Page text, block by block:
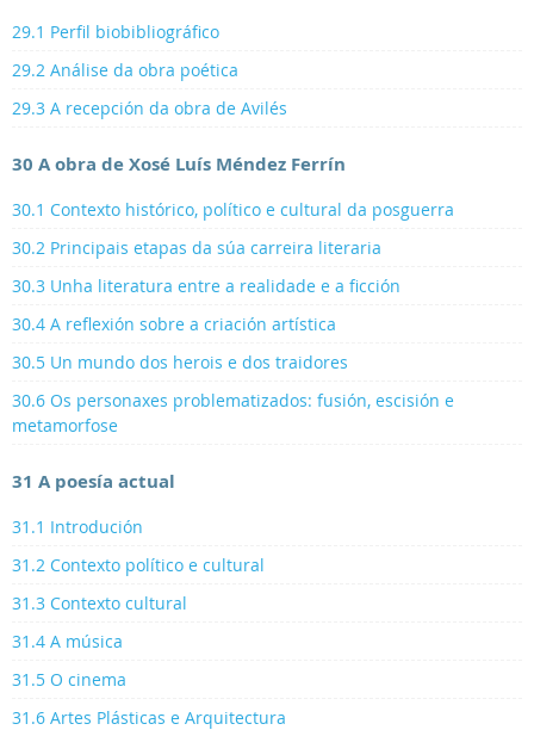
29.1 Perfil biobibliográfico
29.2 Análise da obra poética
29.3 A recepción da obra de Avilés
30 A obra de Xosé Luís Méndez Ferrín
30.1 Contexto histórico, político e cultural da posguerra
30.2 Principais etapas da súa carreira literaria
30.3 Unha literatura entre a realidade e a ficción
30.4 A reflexión sobre a criación artística
30.5 Un mundo dos herois e dos traidores
30.6 Os personaxes problematizados: fusión, escisión e
metamorfose
31 A poesía actual
31.1 Introdución
31.2 Contexto político e cultural
31.3 Contexto cultural
31.4 A música
31.5 O cinema
31.6 Artes Plásticas e Arquitectura